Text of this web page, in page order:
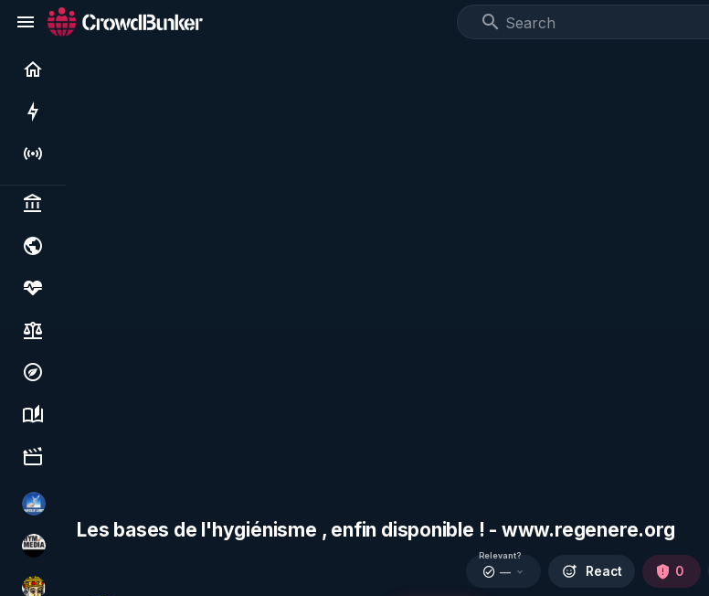
Live
Politics & institutions
Society, justice & freedoms
Economy, environment & technology
Science, history & spirituality
Culture, media & entertainment
PAROLE LIBRE
HYM.MEDIA
Les bases de l'hygiénisme , enfin disponible ! - www.regenere.org
Relevant?
— React 0